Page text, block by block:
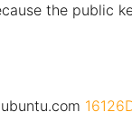
the public